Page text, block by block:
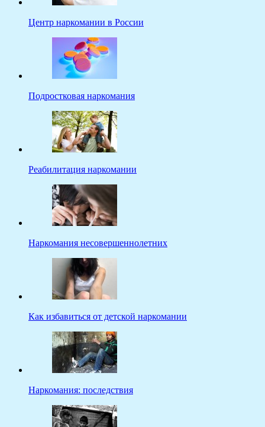
Центр наркомании в России
Подростковая наркомания
Реабилитация наркомании
Наркомания несовершеннолетних
Как избавиться от детской наркомании
Наркомания: последствия